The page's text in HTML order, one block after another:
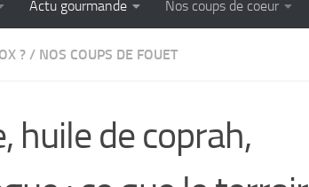
Actu gourmande Nos coups de coeur
? / NOS COUPS DE FOUET
huile de coprah,